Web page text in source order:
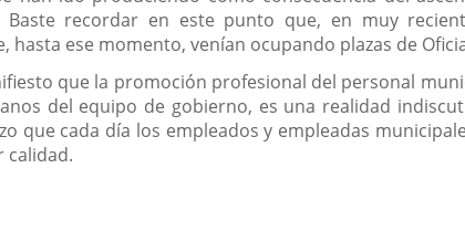
Baste recordar en este punto que, en muy
hasta ese momento, venían ocupando plazas de
que la promoción profesional del personal
del equipo de gobierno, es una realidad
que cada día los empleados y empleadas
calidad.